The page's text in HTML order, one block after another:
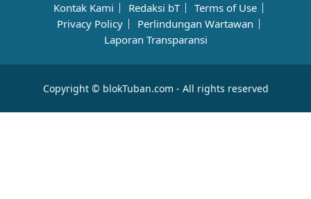
Kontak Kami
Redaksi bT
Terms of Use
Privacy Policy
Perlindungan Wartawan
Laporan Transparansi
Copyright © blokTuban.com - All rights reserved